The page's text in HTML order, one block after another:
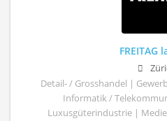
FREITAG
Detail- / Grosshandel |
Informatik /
Luxusgüterindustrie |